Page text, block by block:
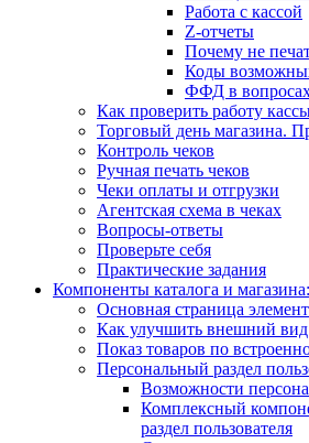
Работа с кассой
Z-отчеты
Почему не
Коды
ФФД в
Как проверить работу
Торговый день магазина.
Контроль чеков
Ручная печать чеков
Чеки оплаты и отгрузки
Агентская схема в чеках
Вопросы-ответы
Проверьте себя
Практические задания
Компоненты каталога и
Основная страница
Как улучшить внешний вид
Показ товаров по
Персональный раздел
Возможности
Комплексный
раздел пользователя